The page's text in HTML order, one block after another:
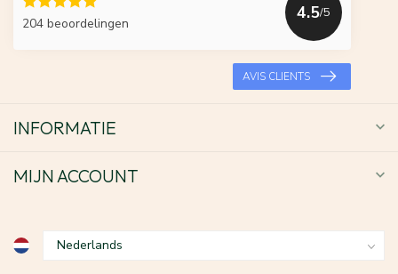
204 beoordelingen
4.5/5
AVIS CLIENTS
INFORMATIE
MIJN ACCOUNT